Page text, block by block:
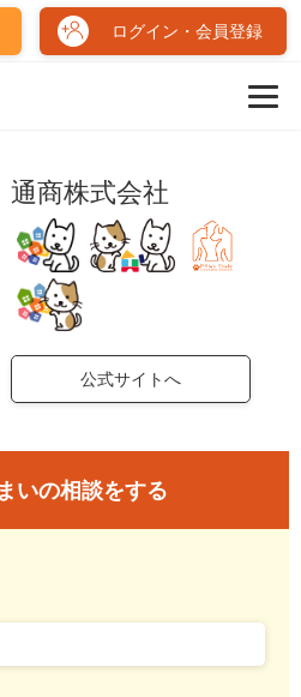
ログイン・会員登録
通商株式会社
公式サイトへ
いの相談をする